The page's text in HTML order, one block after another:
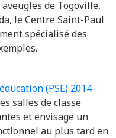
de Togoville,
le Centre Saint-Paul
spécialisé des
(PSE) 2014-
salles de classe
et envisage un
au plus tard en